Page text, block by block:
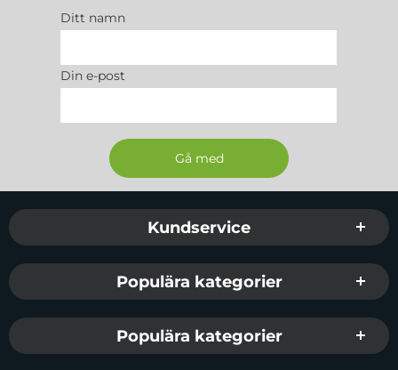
Ditt namn
Din e-post
Sidfot Blandad info och länkar
Kundservice
Populära kategorier
Populära kategorier